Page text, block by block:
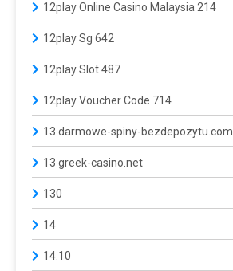
12play Online Casino Malaysia 214
12play Sg 642
12play Slot 487
12play Voucher Code 714
13 darmowe-spiny-bezdepozytu.com
13 greek-casino.net
130
14
14.10